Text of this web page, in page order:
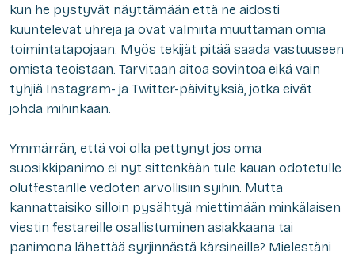
kun he pystyvät näyttämään että ne aidosti
kuuntelevat uhreja ja ovat valmiita muuttaman omia
toimintatapojaan. Myös tekijät pitää saada vastuuseen
omista teoistaan. Tarvitaan aitoa sovintoa eikä vain
tyhjiä Instagram- ja Twitter-päivityksiä, jotka eivät
johda mihinkään.
Ymmärrän, että voi olla pettynyt jos oma
suosikkipanimo ei nyt sittenkään tule kauan odotetulle
olutfestarille vedoten arvollisiin syihin. Mutta
kannattaisiko silloin pysähtyä miettimään minkälaisen
viestin festareille osallistuminen asiakkaana tai
panimona lähettää syrjinnästä kärsineille? Mielestäni